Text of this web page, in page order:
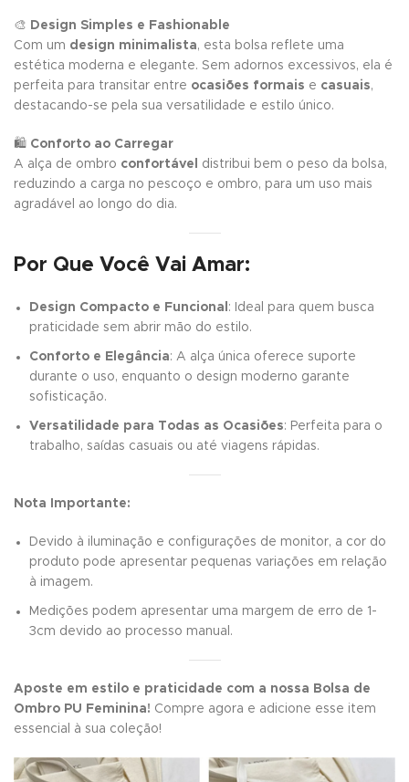
🎨 Design Simples e Fashionable
Com um design minimalista, esta bolsa reflete uma
estética moderna e elegante. Sem adornos excessivos, ela é
perfeita para transitar entre ocasiões formais e casuais,
destacando-se pela sua versatilidade e estilo único.
🛍️ Conforto ao Carregar
A alça de ombro confortável
distribui bem o peso da bolsa,
reduzindo a carga no pescoço e ombro, para um uso mais
agradável ao longo do dia.
Por Que Você Vai Amar:
Design Compacto e Funcional : Ideal para quem busca
praticidade sem abrir mão do estilo.
Conforto e Elegância: A alça única oferece suporte
durante o uso, enquanto o design moderno garante
sofisticação.
Versatilidade para Todas as Ocasiões: Perfeita para o
trabalho, saídas casuais ou até viagens rápidas.
Nota Importante:
Devido à iluminação e configurações de monitor, a cor do
produto pode apresentar pequenas variações em relação
à imagem.
Medições podem apresentar uma margem de erro de 1-
3cm devido ao processo manual.
Aposte em estilo e praticidade com a nossa Bolsa de
Ombro PU Feminina! Compre agora e adicione esse item
essencial à sua coleção!